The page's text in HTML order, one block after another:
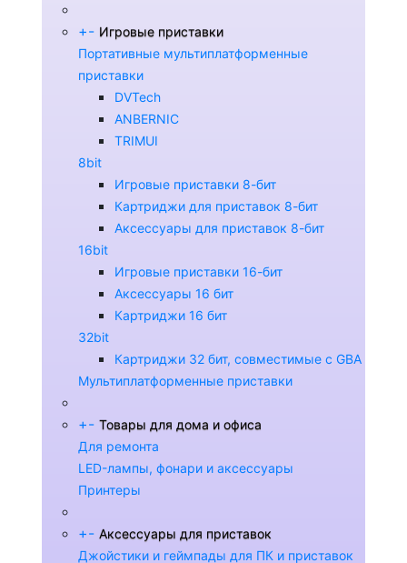
+- Игровые приставки
Портативные мультиплатформенные
приставки
DVTech
ANBERNIC
TRIMUI
8bit
Игровые приставки 8-бит
Картриджи для приставок 8-бит
Аксессуары для приставок 8-бит
16bit
Игровые приставки 16-бит
Аксессуары 16 бит
Картриджи 16 бит
32bit
Картриджи 32 бит, совместимые с GBA
Мультиплатформенные приставки
+- Товары для дома и офиса
Для ремонта
LED-лампы, фонари и аксессуары
Принтеры
+- Аксессуары для приставок
Джойстики и геймпады для ПК и приставок